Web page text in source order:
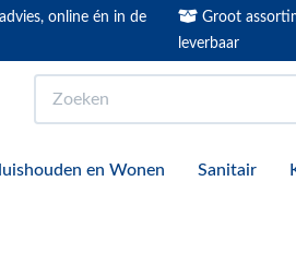
online én in de
Groot
leverbaar
en Wonen Sanitair